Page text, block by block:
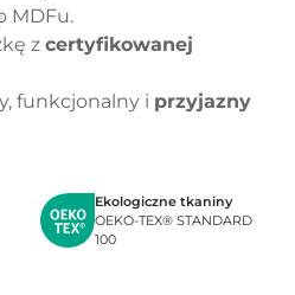
MDFu.
z certyfikowanej
funkcjonalny i przyjazny
Ekologiczne tkaniny
OEKO-TEX® STANDARD
100